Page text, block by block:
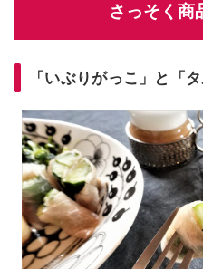
さっそく商
「いぶりがっこ」と「